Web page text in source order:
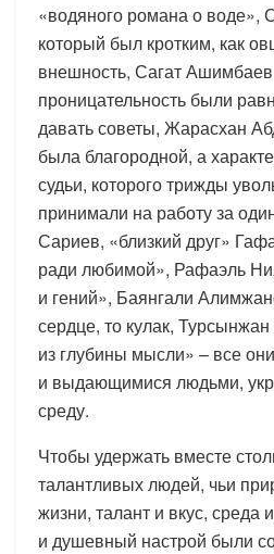
«водяного романа о
который был кротким, как
внешность, Сагат
проницательность были
давать советы, Жарасхан
была благородной, а
судьи, которого трижды
принимали на работу за
Сариев, «близкий друг»
ради любимой», Рафаэль
и гений», Баянгали
сердце, то кулак,
из глубины мысли» – все
и выдающимися людьми,
среду.
Чтобы удержать вместе
талантливых людей, чьи
жизни, талант и вкус, среда
и душевный настрой были